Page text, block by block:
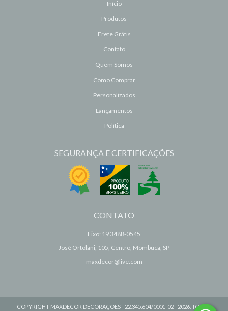
Início
Produtos
Frete Grátis
Contato
Quem Somos
Como Comprar
Personalizados
Lançamentos
Política
SEGURANÇA E CERTIFICAÇÕES
CONTATO
Fixo: 19 3488-0545
José Ortolani, 105, Centro, Mombuca, SP
maxdecor@live.com
COPYRIGHT MAXDECOR DECORAÇÕES - 22.345.604/0001-02 - 2026. TODOS